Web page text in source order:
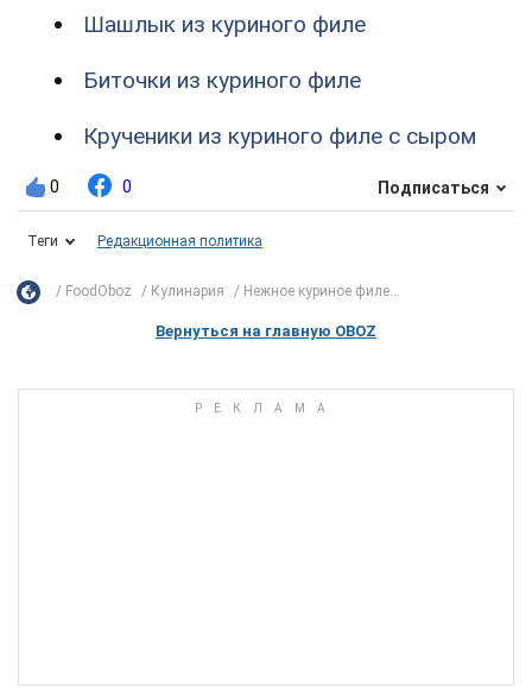
Шашлык из куриного филе
Биточки из куриного филе
Крученики из куриного филе с сыром
0 0 Подписаться
Теги Редакционная политика
FoodOboz Кулинария Нежное куриное филе...
Вернуться на главную OBOZ